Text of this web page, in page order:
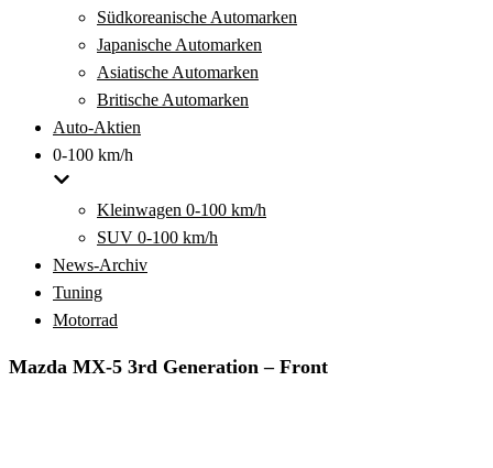
Südkoreanische Automarken
Japanische Automarken
Asiatische Automarken
Britische Automarken
Auto-Aktien
0-100 km/h
Kleinwagen 0-100 km/h
SUV 0-100 km/h
News-Archiv
Tuning
Motorrad
Mazda MX-5 3rd Generation – Front